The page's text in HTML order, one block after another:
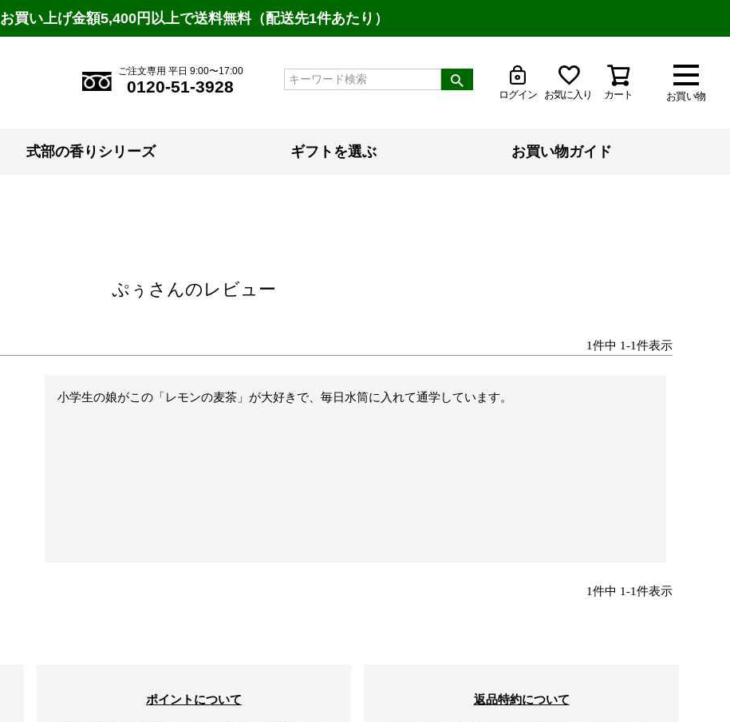
お買い上げ金額5,400円以上で送料無料（配送先1件あたり）
お買い物
ご注文専用 平日 9:00〜17:00
0120-51-3928 ログイン お気に入り カート
式部の香りシリーズ ギフトを選ぶ お買い物ガイド
ぷぅさんのレビュー
1件中 1-1件表示
小学生の娘がこの「レモンの麦茶」が大好きで、毎日水筒に入れて通学しています。
1件中 1-1件表示
ポイントについて 返品特約について